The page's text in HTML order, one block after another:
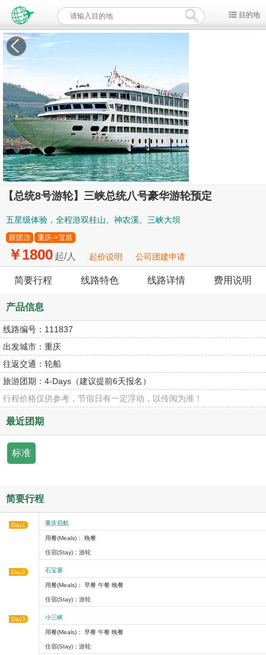
目的地
【总统8号游轮】三峡总统八号豪华游轮预定
五星级体验，全程游双桂山、神农溪、三峡大坝
跟团游 重庆->宜昌
￥1800 起/人 起价说明 公司团建申请
简要行程 线路特色 线路详情 费用说明
产品信息
线路编号： 111837
出发城市： 重庆
往返交通： 轮船
旅游团期： 4-Days（建议提前6天报名）
行程价格仅供参考，节假日有一定浮动，以传阅为准！
最近团期
标准
简要行程
Day1 重庆启航
用餐(Meals)： 晚餐
住宿(Stay)：游轮
Day2 石宝寨
用餐(Meals)： 早餐 午餐 晚餐
住宿(Stay)：游轮
Day3 小三峡
用餐(Meals)： 早餐 午餐 晚餐
住宿(Stay)：游轮